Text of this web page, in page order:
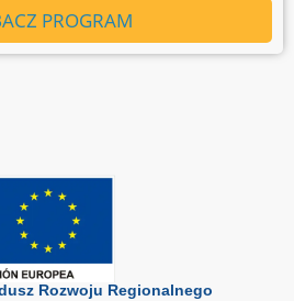
PROGRAM
Rozwoju Regionalnego